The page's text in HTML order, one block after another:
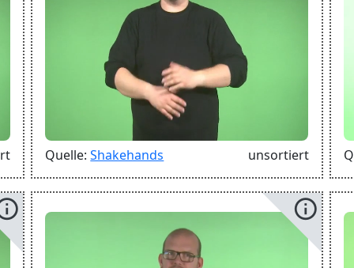
Quelle:Shakehands unsortiert
info